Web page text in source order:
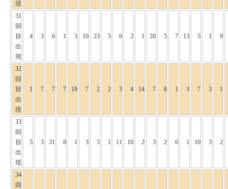
現
31
回
目
出
現
4 3 6 1 5 10 23 5 6 2 1 20 5 7 13 5 1 9
32
回
目
出
現
1 7 7 7 19 7 2 2 3 4 14 7 8 1 3 7 3 1
33
回
目
出
現
5 3 31 8 1 3 5 1 11 10 2 3 2 6 1 10 3 2
34
回